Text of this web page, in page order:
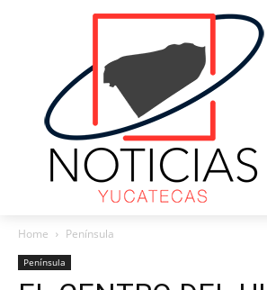
Home Península
Península